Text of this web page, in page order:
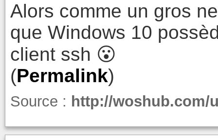
Alors comme un gros
que Windows 10
client ssh 😮
(Permalink)
Source : http://woshub.com/